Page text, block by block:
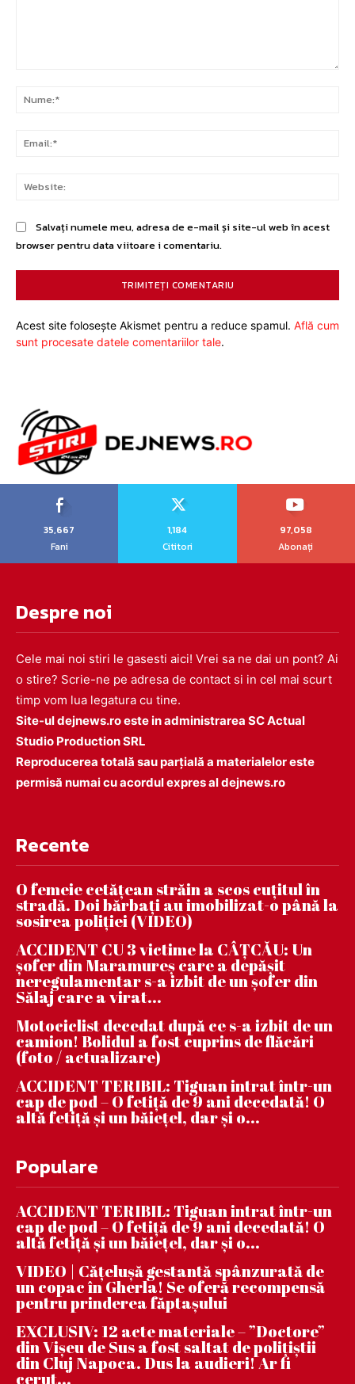
Salvați numele meu, adresa de e-mail și site-ul web în acest
browser pentru data viitoare i comentariu.
Acest site folosește Akismet pentru a reduce spamul. Află cum
sunt procesate datele comentariilor tale.
35,667
Fani
1,184
Cititori
97,058
Abonați
Despre noi
Cele mai noi stiri le gasesti aici! Vrei sa ne dai un pont? Ai
o stire? Scrie-ne pe adresa de contact si in cel mai scurt
timp vom lua legatura cu tine.
Site-ul dejnews.ro este in administrarea SC Actual
Studio Production SRL
Reproducerea totală sau parțială a materialelor este
permisă numai cu acordul expres al dejnews.ro
Recente
O femeie cetățean străin a scos cuțitul în
stradă. Doi bărbați au imobilizat-o până la
sosirea poliției (VIDEO)
ACCIDENT CU 3 victime la CÂȚCĂU: Un
șofer din Maramureș care a depășit
neregulamentar s-a izbit de un șofer din
Sălaj care a virat...
Motociclist decedat după ce s-a izbit de un
camion! Bolidul a fost cuprins de flăcări
(foto / actualizare)
ACCIDENT TERIBIL: Tiguan intrat într-un
cap de pod – O fetiță de 9 ani decedată! O
altă fetiță și un băiețel, dar și o...
Populare
ACCIDENT TERIBIL: Tiguan intrat într-un
cap de pod – O fetiță de 9 ani decedată! O
altă fetiță și un băiețel, dar și o...
VIDEO | Căţeluşă gestantă spânzurată de
un copac în Gherla! Se oferă recompensă
pentru prinderea făptaşului
EXCLUSIV: 12 acte materiale – ”Doctore”
din Vișeu de Sus a fost saltat de polițiștii
din Cluj Napoca. Dus la audieri! Ar fi
cerut...